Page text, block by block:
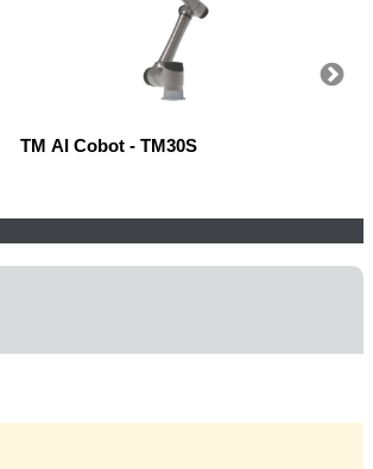
TM AI Cobot - TM30S